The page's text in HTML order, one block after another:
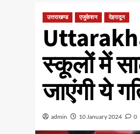
उत्तराखण्ड एजुकेशन देहरादून
स्कूलों में
जाएंगी ये
admin 10 January 2024 0